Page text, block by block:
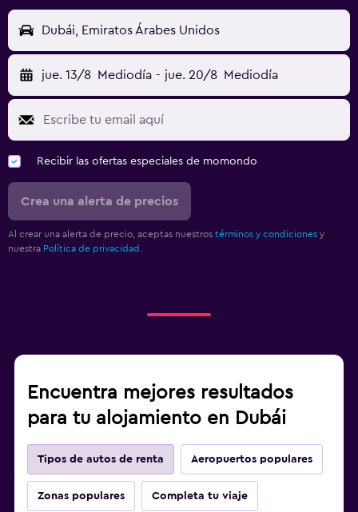
Dubái, Emiratos Árabes Unidos
jue. 13/8 Mediodía - jue. 20/8 Mediodía
Recibir las ofertas especiales de momondo
Crea una alerta de precios
Al crear una alerta de precio, aceptas nuestros términos y condiciones y
nuestra Política de privacidad.
Encuentra mejores resultados
para tu alojamiento en Dubái
Tipos de autos de renta Aeropuertos populares
Zonas populares Completa tu viaje